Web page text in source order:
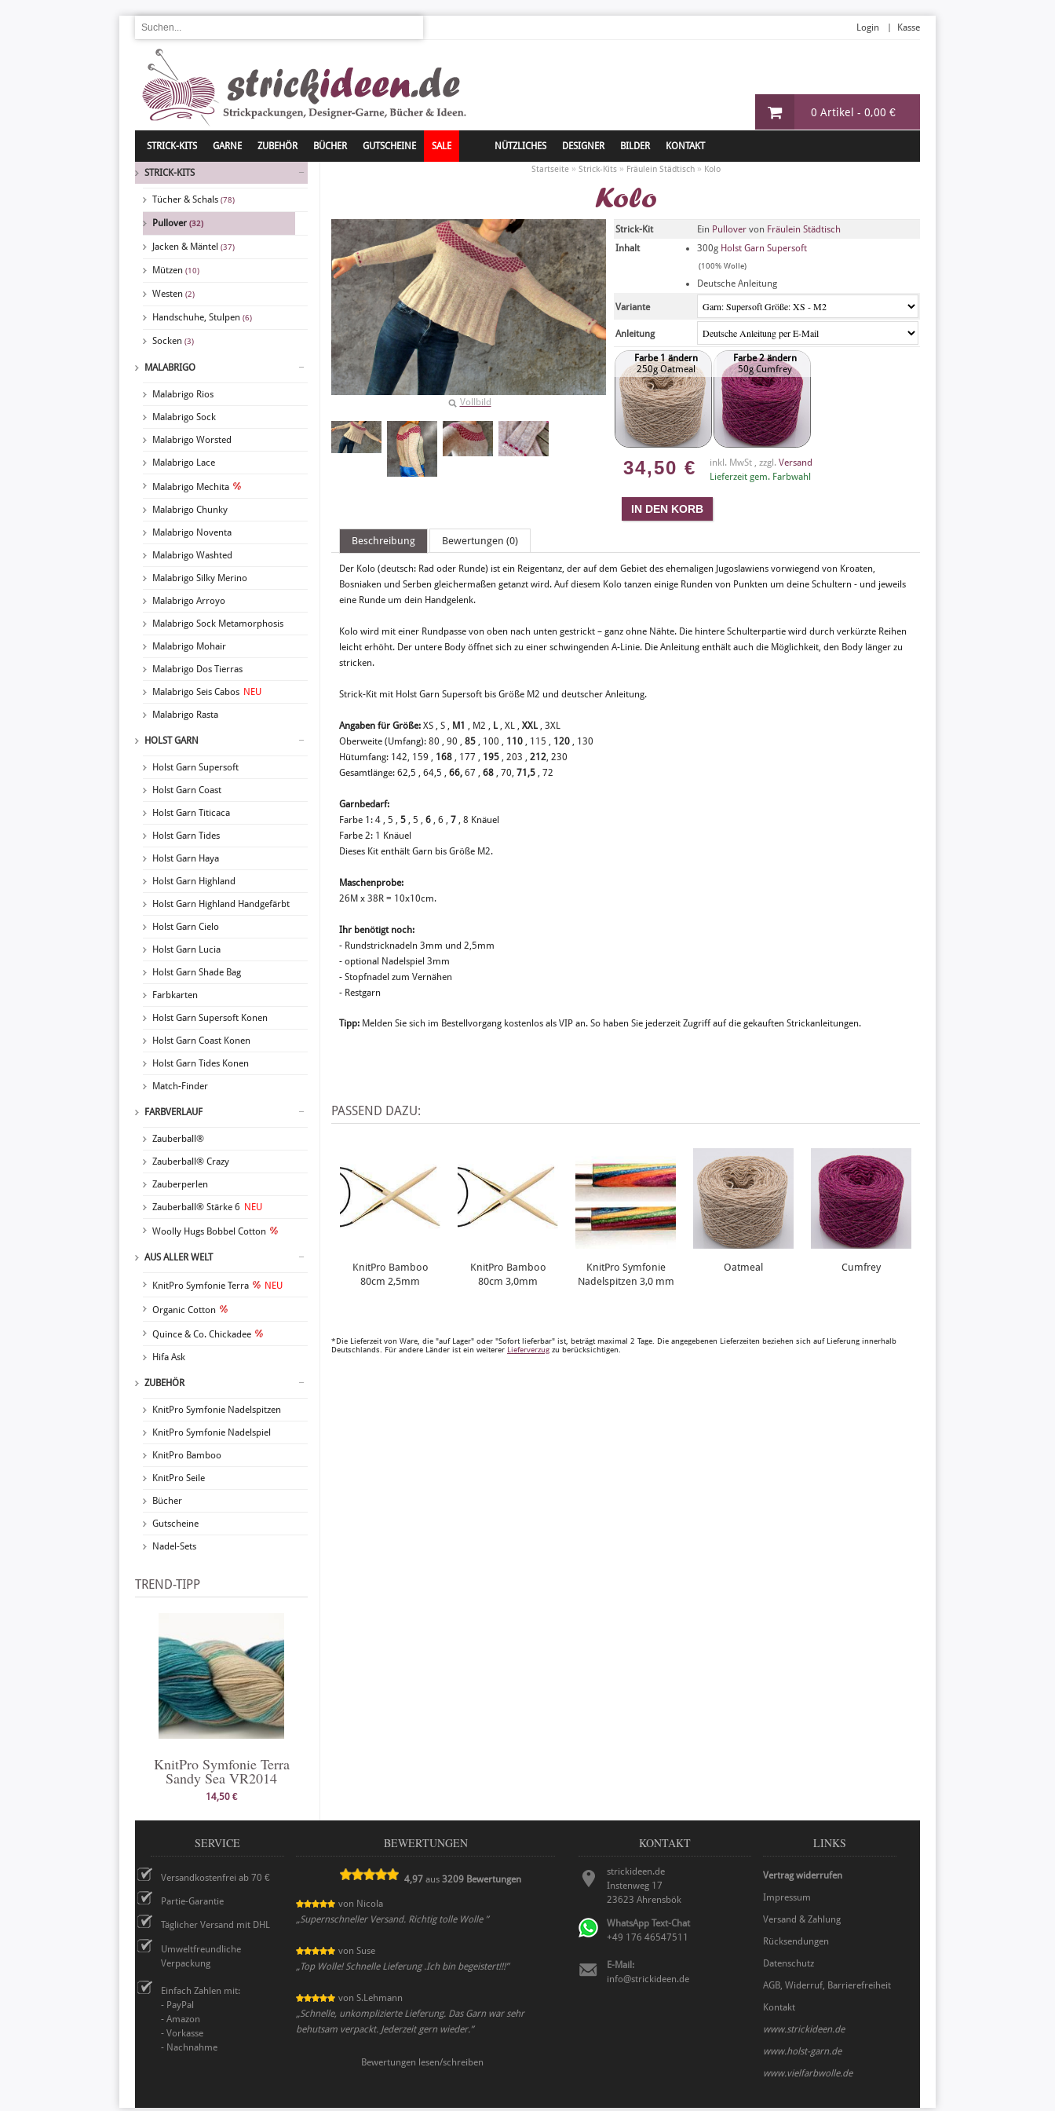
0 Artikel - 0,00 €
Login Kasse
STRICK-KITS GARNE ZUBEHÖR BÜCHER GUTSCHEINE SALE NÜTZLICHES DESIGNER BILDER KONTAKT
STRICK-KITS
Tücher & Schals (78)
Pullover (32)
Jacken & Mäntel (37)
Mützen (10)
Westen (2)
Handschuhe, Stulpen (6)
Socken (3)
MALABRIGO
Malabrigo Rios
Malabrigo Sock
Malabrigo Worsted
Malabrigo Lace
Malabrigo Mechita
Malabrigo Chunky
Malabrigo Noventa
Malabrigo Washted
Malabrigo Silky Merino
Malabrigo Arroyo
Malabrigo Sock Metamorphosis
Malabrigo Mohair
Malabrigo Dos Tierras
Malabrigo Seis Cabos NEU
Malabrigo Rasta
HOLST GARN
Holst Garn Supersoft
Holst Garn Coast
Holst Garn Titicaca
Holst Garn Tides
Holst Garn Haya
Holst Garn Highland
Holst Garn Highland Handgefärbt
Holst Garn Cielo
Holst Garn Lucia
Holst Garn Shade Bag
Farbkarten
Holst Garn Supersoft Konen
Holst Garn Coast Konen
Holst Garn Tides Konen
Match-Finder
FARBVERLAUF
Zauberball®
Zauberball® Crazy
Zauberperlen
Zauberball® Stärke 6 NEU
Woolly Hugs Bobbel Cotton
AUS ALLER WELT
KnitPro Symfonie Terra NEU
Organic Cotton
Quince & Co. Chickadee
Hifa Ask
ZUBEHÖR
KnitPro Symfonie Nadelspitzen
KnitPro Symfonie Nadelspiel
KnitPro Bamboo
KnitPro Seile
Bücher
Gutscheine
Nadel-Sets
TREND-TIPP
KnitPro Symfonie Terra
Sandy Sea VR2014
14,50 €
Startseite» Strick-Kits» Fräulein Städtisch» Kolo
Kolo
Vollbild
Strick-Kit Ein Pullover von Fräulein Städtisch
Inhalt
300g Holst Garn Supersoft
(100% Wolle)
Deutsche Anleitung
Variante
Anleitung
Farbe 1 ändern
250g Oatmeal
Farbe 2 ändern
50g Cumfrey
34,50 € inkl. MwSt , zzgl. Versand
Lieferzeit gem. Farbwahl
Beschreibung Bewertungen (0)
Der Kolo (deutsch: Rad oder Runde) ist ein Reigentanz, der auf dem Gebiet des ehemaligen Jugoslawiens vorwiegend von Kroaten,
Bosniaken und Serben gleichermaßen getanzt wird. Auf diesem Kolo tanzen einige Runden von Punkten um deine Schultern - und jeweils
eine Runde um dein Handgelenk.
Kolo wird mit einer Rundpasse von oben nach unten gestrickt – ganz ohne Nähte. Die hintere Schulterpartie wird durch verkürzte Reihen
leicht erhöht. Der untere Body öffnet sich zu einer schwingenden A-Linie. Die Anleitung enthält auch die Möglichkeit, den Body länger zu
stricken.
Strick-Kit mit Holst Garn Supersoft bis Größe M2 und deutscher Anleitung.
Angaben für Größe: XS , S , M1 , M2 , L, XL , XXL, 3XL
Oberweite (Umfang): 80 , 90 , 85 , 100 , 110 , 115 , 120 , 130
Hütumfang: 142, 159 , 168 , 177 , 195 , 203 , 212, 230
Gesamtlänge: 62,5 , 64,5 , 66, 67 , 68 , 70, 71,5 , 72
Garnbedarf:
Farbe 1: 4 , 5 , 5 , 5 , 6 , 6 , 7 , 8 Knäuel
Farbe 2: 1 Knäuel
Dieses Kit enthält Garn bis Größe M2.
Maschenprobe:
26M x 38R = 10x10cm.
Ihr benötigt noch:
- Rundstricknadeln 3mm und 2,5mm
- optional Nadelspiel 3mm
- Stopfnadel zum Vernähen
- Restgarn
Tipp: Melden Sie sich im Bestellvorgang kostenlos als VIP an. So haben Sie jederzeit Zugriff auf die gekauften Strickanleitungen.
PASSEND DAZU:
KnitPro Bamboo
80cm 2,5mm
KnitPro Bamboo
80cm 3,0mm
KnitPro Symfonie
Nadelspitzen 3,0 mm
Oatmeal Cumfrey
*Die Lieferzeit von Ware, die "auf Lager" oder "Sofort lieferbar" ist, beträgt maximal 2 Tage. Die angegebenen Lieferzeiten beziehen sich auf Lieferung innerhalb
Deutschlands. Für andere Länder ist ein weiterer Lieferverzug zu berücksichtigen.
SERVICE
Versandkostenfrei ab 70 €
Partie-Garantie
Täglicher Versand mit DHL
Umweltfreundliche
Verpackung
Einfach Zahlen mit:
- PayPal
- Amazon
- Vorkasse
- Nachnahme
BEWERTUNGEN
4,97 aus3209 Bewertungen
von Nicola
„Supernschneller Versand. Richtig tolle Wolle ”
von Suse
„Top Wolle! Schnelle Lieferung .Ich bin begeistert!!!”
von S.Lehmann
„Schnelle, unkomplizierte Lieferung. Das Garn war sehr
behutsam verpackt. Jederzeit gern wieder.”
Bewertungen lesen/schreiben
KONTAKT
strickideen.de
Instenweg 17
23623 Ahrensbök
WhatsApp Text-Chat
+49 176 46547511
E-Mail:
info@strickideen.de
LINKS
Vertrag widerrufen
Impressum
Versand & Zahlung
Rücksendungen
Datenschutz
AGB, Widerruf, Barrierefreiheit
Kontakt
www.strickideen.de
www.holst-garn.de
www.vielfarbwolle.de